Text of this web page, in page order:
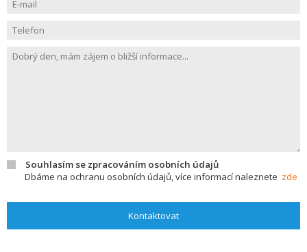
Souhlasím se zpracováním osobních údajů
Dbáme na ochranu osobních údajů, více informací naleznete zde
Kontaktovat